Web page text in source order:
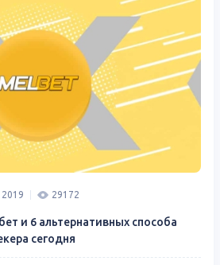
29172
и 6 альтернативных способа
сегодня